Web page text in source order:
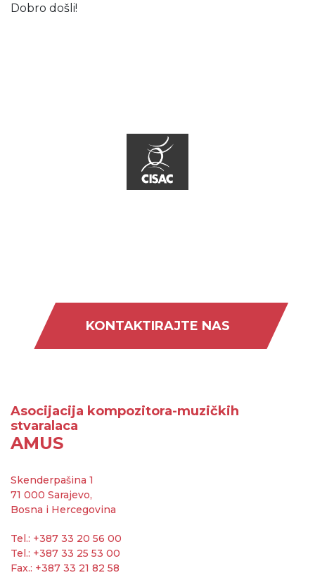
Dobro došli!
KONTAKTIRAJTE NAS
Asocijacija kompozitora-muzičkih
stvaralaca
AMUS
Skenderpašina 1
71 000 Sarajevo,
Bosna i Hercegovina
Tel.: +387 33 20 56 00
Tel.: +387 33 25 53 00
Fax.: +387 33 21 82 58